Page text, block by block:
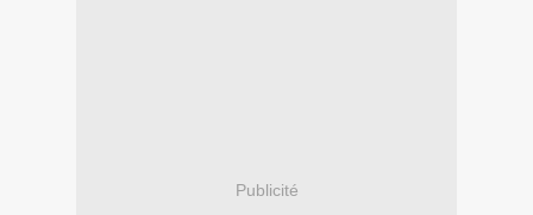
Publicité